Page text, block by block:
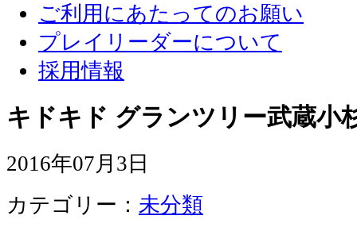
ご利用にあたってのお願い
プレイリーダーについて
採用情報
キドキド グランツリー武蔵小
2016年07月3日
カテゴリー： 未分類